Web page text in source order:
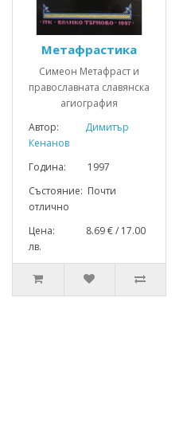
Метафрастика
Симеон Метафраст и
православната славянска
агиография
Автор:
Димитър
Кенанов
Година: 1997
Състояние: Почти
отлично
Цена: 8.69 € / 17.00
лв.